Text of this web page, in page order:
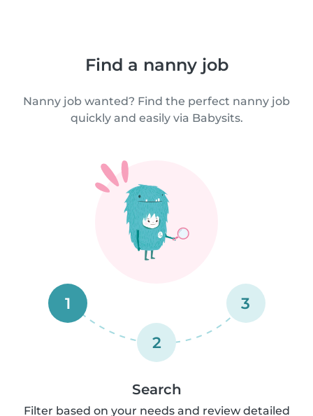
Find a nanny job
Nanny job wanted? Find the perfect nanny job
quickly and easily via Babysits.
1
2
3
Search
Filter based on your needs and review detailed